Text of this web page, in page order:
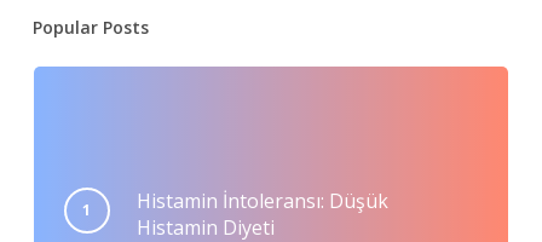
Popular Posts
Histamin İntoleransı: Düşük
Histamin Diyeti